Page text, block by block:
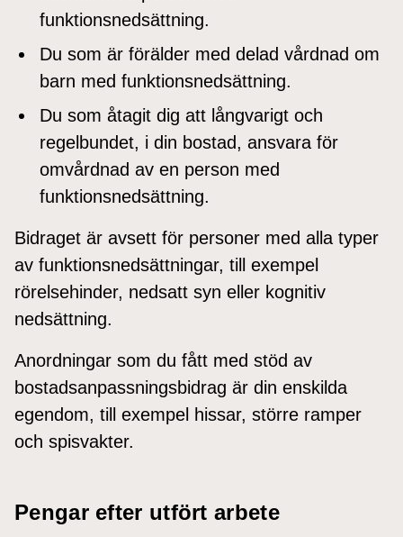
funktionsnedsättning.
Du som är förälder med delad vårdnad om
barn med funktionsnedsättning.
Du som åtagit dig att långvarigt och
regelbundet, i din bostad, ansvara för
omvårdnad av en person med
funktionsnedsättning.
Bidraget är avsett för personer med alla typer
av funktionsnedsättningar, till exempel
rörelsehinder, nedsatt syn eller kognitiv
nedsättning.
Anordningar som du fått med stöd av
bostadsanpassningsbidrag är din enskilda
egendom, till exempel hissar, större ramper
och spisvakter.
Pengar efter utfört arbete